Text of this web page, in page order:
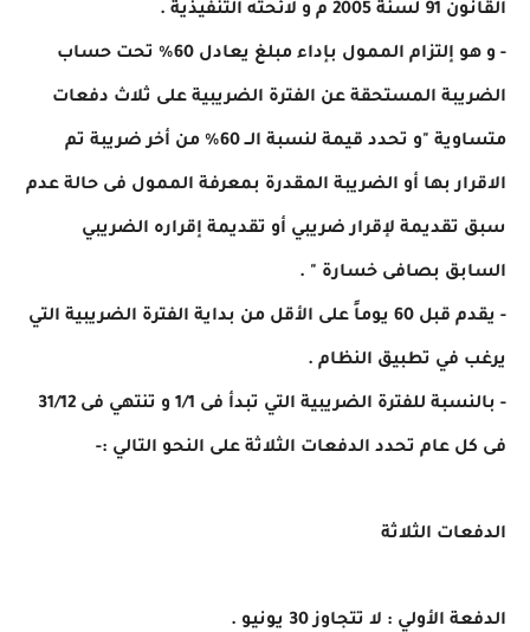
القانون 91 لسنة 2005 م و لائحته التنفيذية .
- و هو إلتزام الممول بإداء مبلغ يعادل 60% تحت حساب
الضريبة المستحقة عن الفترة الضريبية على ثلاث دفعات
متساوية "و تحدد قيمة لنسبة الــ 60% من أخر ضريبة تم
الاقرار بها أو الضريبة المقدرة بمعرفة الممول فى حالة عدم
سبق تقديمة لإقرار ضريبي أو تقديمة إقراره الضريبي
السابق بصافى خسارة " .
- يقدم قبل 60 يوماً على الأقل من بداية الفترة الضريبية التي
يرغب في تطبيق النظام .
- بالنسبة للفترة الضريبية التي تبدأ فى 1/1 و تنتهي فى 31/12
فى كل عام تحدد الدفعات الثلاثة على النحو التالي :-
الدفعات الثلاثة
الدفعة الأولي : لا تتجاوز 30 يونيو .